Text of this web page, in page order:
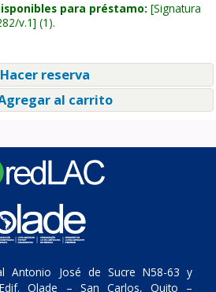
para préstamo: Signatura
v.1 (1).
reserva
al carrito
Antonio José de Sucre N58-63 y
Olade – San Carlos, Quito –